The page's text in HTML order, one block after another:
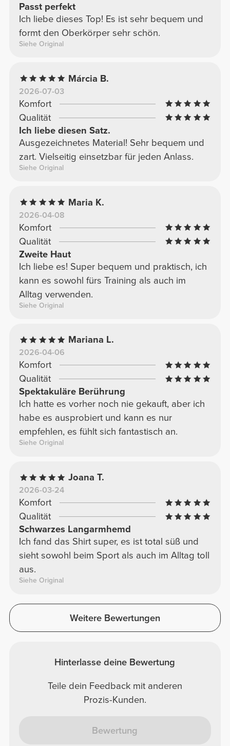
Passt perfekt
Ich liebe dieses Top! Es ist sehr bequem und
formt den Oberkörper sehr schön.
Siehe Original
Márcia B.
2026-07-03
Komfort
Qualität
Ich liebe diesen Satz.
Ausgezeichnetes Material! Sehr bequem und
zart. Vielseitig einsetzbar für jeden Anlass.
Siehe Original
Maria K.
2026-04-08
Komfort
Qualität
Zweite Haut
Ich liebe es! Super bequem und praktisch, ich
kann es sowohl fürs Training als auch im
Alltag verwenden.
Siehe Original
Mariana L.
2026-04-06
Komfort
Qualität
Spektakuläre Berührung
Ich hatte es vorher noch nie gekauft, aber ich
habe es ausprobiert und kann es nur
empfehlen, es fühlt sich fantastisch an.
Siehe Original
Joana T.
2026-03-24
Komfort
Qualität
Schwarzes Langarmhemd
Ich fand das Shirt super, es ist total süß und
sieht sowohl beim Sport als auch im Alltag toll
aus.
Siehe Original
Weitere Bewertungen
Hinterlasse deine Bewertung
Teile dein Feedback mit anderen
Prozis-Kunden.
Bewertung